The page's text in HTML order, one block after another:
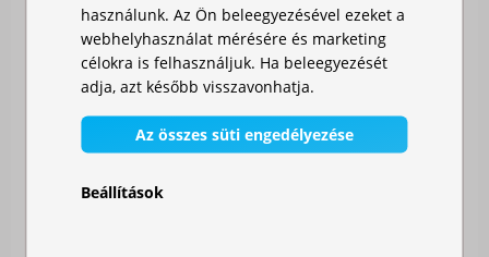
használunk. Az Ön beleegyezésével ezeket a
webhelyhasználat mérésére és marketing
célokra is felhasználjuk. Ha beleegyezését
adja, azt később visszavonhatja.
Az összes süti engedélyezése
Beállítások